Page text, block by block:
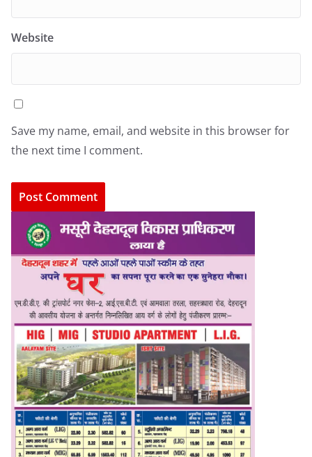
Website
Save my name, email, and website in this browser for
the next time I comment.